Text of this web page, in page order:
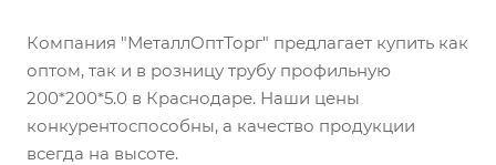
Компания "МеталлОптТорг" предлагает купить как
оптом, так и в розницу трубу профильную
200*200*5.0 в Краснодаре. Наши цены
конкурентоспособны, а качество продукции
всегда на высоте.